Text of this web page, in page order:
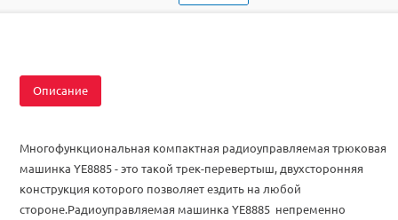
Описание
Многофункциональная компактная радиоуправляемая трюковая
машинка YE8885 - это такой трек-перевертыш, двухсторонняя
конструкция которого позволяет ездить на любой
стороне.Радиоуправляемая машинка YE8885 непременно